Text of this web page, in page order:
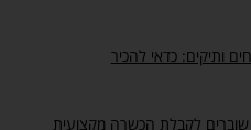
ותיקים: כדאי להכיר
שוברים לקבלת הכשרה מקצועית